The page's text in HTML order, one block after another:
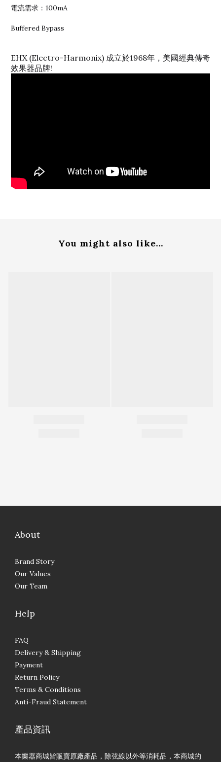
電流需求：100mA
Buffered Bypass
EHX (Electro-Harmonix) 成立於1968年，美國經典傳奇
效果器品牌!
You might also like...
About
Brand Story
Our Values
Our Team
Help
FAQ
Delivery & Shipping
Payment
Return Policy
Terms & Conditions
Anti-Fraud Statement
產品資訊
本樂器商城皆販賣原廠產品，除弦線以外等消耗品，本商城的